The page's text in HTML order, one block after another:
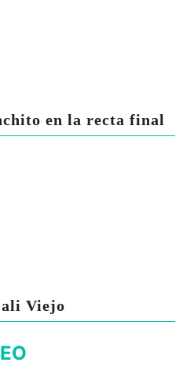
en la recta final
Viejo